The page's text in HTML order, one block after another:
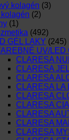
kolagén (3)
(2)
(1)
(492)
GÉL LAKY (245)
UV/LED
CLARESA
CLARESA
CLARESA
CLARESA LA
CLARESA
CLARESA
CLARESA
CLARESA
CLARESA